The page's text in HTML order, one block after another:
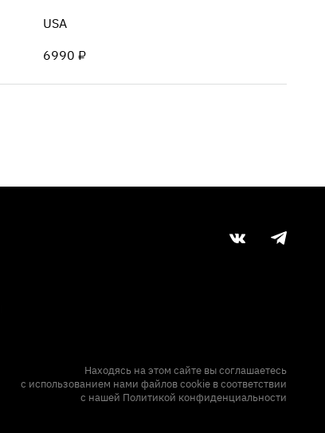
USA
6990 ₽
Находясь на этом сайте вы соглашаетесь
с использованием нами файлов cookie в соответствии
с нашей Политикой конфиденциальности